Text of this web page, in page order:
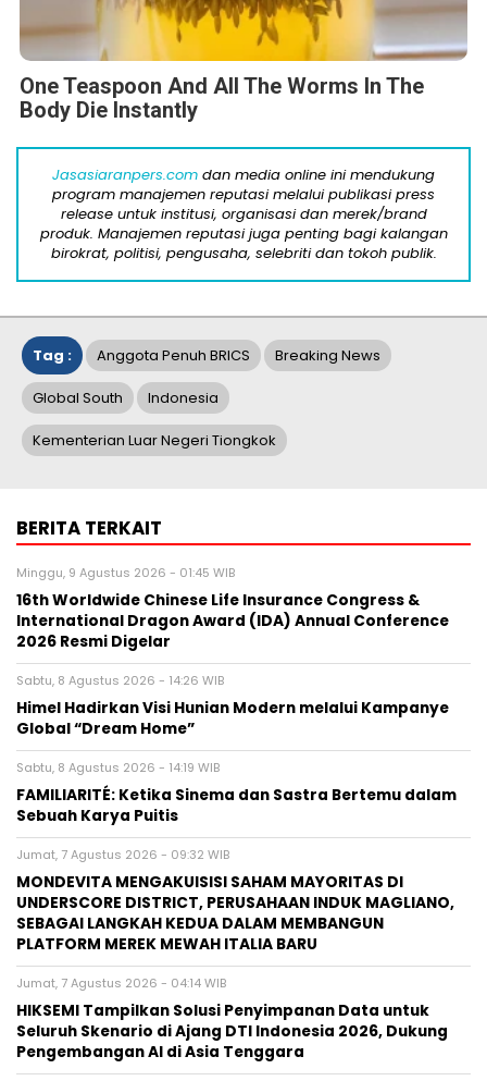
One Teaspoon And All The Worms In The
Body Die Instantly
Jasasiaranpers.com dan media online ini mendukung
program manajemen reputasi melalui publikasi press
release untuk institusi, organisasi dan merek/brand
produk. Manajemen reputasi juga penting bagi kalangan
birokrat, politisi, pengusaha, selebriti dan tokoh publik.
Tag : Anggota Penuh BRICS Breaking News
Global South Indonesia
Kementerian Luar Negeri Tiongkok
BERITA TERKAIT
Minggu, 9 Agustus 2026 - 01:45 WIB
16th Worldwide Chinese Life Insurance Congress &
International Dragon Award (IDA) Annual Conference
2026 Resmi Digelar
Sabtu, 8 Agustus 2026 - 14:26 WIB
Himel Hadirkan Visi Hunian Modern melalui Kampanye
Global “Dream Home”
Sabtu, 8 Agustus 2026 - 14:19 WIB
FAMILIARITÉ: Ketika Sinema dan Sastra Bertemu dalam
Sebuah Karya Puitis
Jumat, 7 Agustus 2026 - 09:32 WIB
MONDEVITA MENGAKUISISI SAHAM MAYORITAS DI
UNDERSCORE DISTRICT, PERUSAHAAN INDUK MAGLIANO,
SEBAGAI LANGKAH KEDUA DALAM MEMBANGUN
PLATFORM MEREK MEWAH ITALIA BARU
Jumat, 7 Agustus 2026 - 04:14 WIB
HIKSEMI Tampilkan Solusi Penyimpanan Data untuk
Seluruh Skenario di Ajang DTI Indonesia 2026, Dukung
Pengembangan AI di Asia Tenggara